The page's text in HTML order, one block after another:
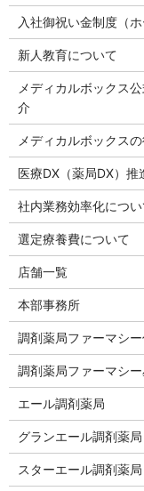
入社御祝い金制度（ホ
新人教育について
メディカルボックス
介
メディカルボックス
医療DX（薬局DX）推
社内業務効率化につい
選定療養費について
店舗一覧
本部事務所
調剤薬局ファーマシ
調剤薬局ファーマシ
エール調剤薬局
グランエール調剤薬局
スターエール調剤薬局